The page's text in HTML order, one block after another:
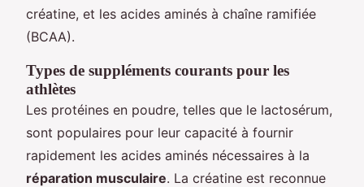
créatine, et les acides aminés à chaîne ramifiée
(BCAA).
Types de suppléments courants pour les
athlètes
Les protéines en poudre, telles que le lactosérum,
sont populaires pour leur capacité à fournir
rapidement les acides aminés nécessaires à la
réparation musculaire. La créatine est reconnue